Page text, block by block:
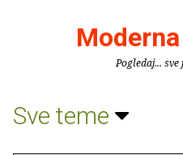
Pogledaj...
Sve teme